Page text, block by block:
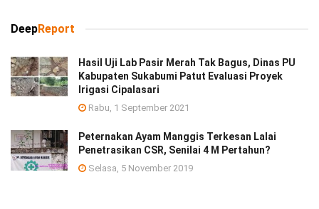
DeepReport
Hasil Uji Lab Pasir Merah Tak Bagus, Dinas PU
Kabupaten Sukabumi Patut Evaluasi Proyek
Irigasi Cipalasari
Rabu, 1 September 2021
Peternakan Ayam Manggis Terkesan Lalai
Penetrasikan CSR, Senilai 4 M Pertahun?
Selasa, 5 November 2019